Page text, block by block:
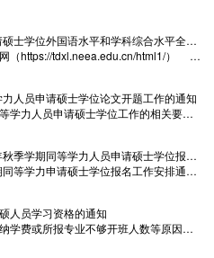
2025年同等学力人员申请硕士学位外国语水平和学科综合水平全国统一考试报名通知
（https://tdxl.neea.edu.cn/html1/） 发
项公告如下：一、考试时间2025年5月
考试时间：9:00~11:30；学科综合水平
人员申请硕士学位论文开题工作的通知
学力人员申请硕士学位工作的相关要求
期终止时间一年及以上的学员；2．已修
程，修满学分，且每门课程成绩在75分
安徽师范大学关于2024年秋季学期同等学力人员申请硕士学位报名工作的通知
等学力申请硕士学位报名工作安排通知
跨专业申请学位者，应提交近三年内取
学术成果；4. 符合培养学院要求的其他
人员学习资格的通知
学费或所报专业不够开班人数等原因，